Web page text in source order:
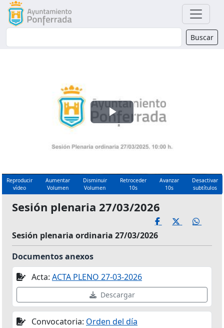
Buscador Buscar
Reproducir
Vídeo
Reproducir
vídeo
Aumentar
Volumen
Disminuir
Volumen
Retroceder
10s
Avanzar
10s
Desactivar
subtítulos
Sesión plenaria 27/03/2026
Sesión plenaria ordinaria 27/03/2026
Documentos anexos
Acta: ACTA PLENO 27-03-2026
Descargar
Convocatoria: Orden del día